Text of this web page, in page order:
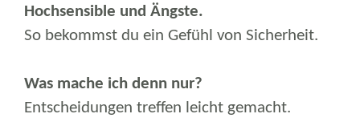
Hochsensible und Ängste.
So bekommst du ein Gefühl von Sicherheit.
Was mache ich denn nur?
Entscheidungen treffen leicht gemacht.